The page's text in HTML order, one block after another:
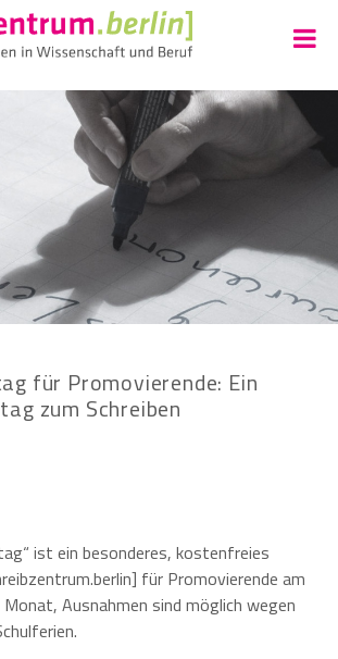
für Promovierende: Ein
zum Schreiben
ist ein besonderes, kostenfreies
für Promovierende am
Ausnahmen sind möglich wegen